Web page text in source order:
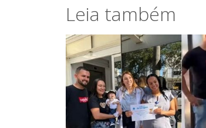
Leia também